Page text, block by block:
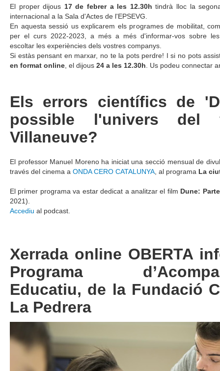
El proper dijous 17 de febrer a les 12.30h tindrà lloc la
internacional a la Sala d'Actes de l'EPSEVG.
En aquesta sessió us explicarem els programes de mobilitat,
per el curs 2022-2023, a més a més d'informar-vos sobre
escoltar les experiències dels vostres companys.
Si estàs pensant en marxar, no te la pots perdre! I si no pots
en format online , el dijous 24 a les 12.30h . Us podeu connectar
Els errors científics de
possible l'univers del
Villaneuve?
El professor Manuel Moreno ha iniciat una secció mensual de
través del cinema a ONDA CERO CATALUNYA , al programa La
El primer programa va estar dedicat a analitzar el film Dune:
2021).
Accediu al podcast.
Xerrada online OBERTA
Programa
Educatiu, de la Fundació
La Pedrera